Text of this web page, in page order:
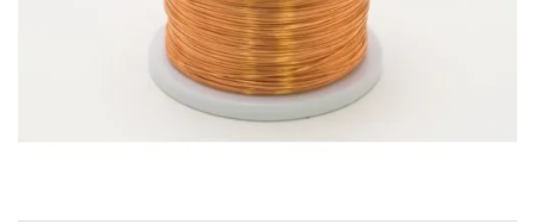
イメージギャラリーの最初に移動する